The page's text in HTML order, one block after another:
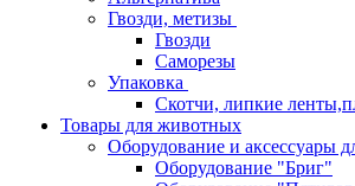
Гвозди, метизы
Гвозди
Саморезы
Упаковка
Скотчи, липкие
Товары для животных
Оборудование и аксессуары
Оборудование "Бриг"